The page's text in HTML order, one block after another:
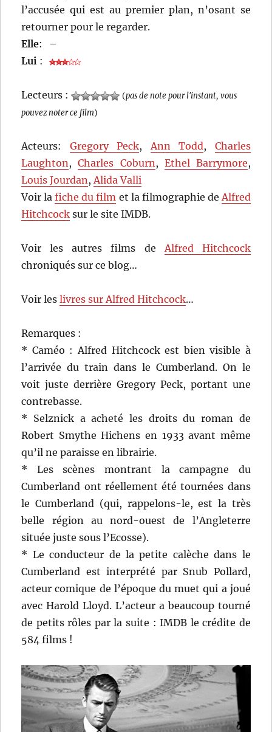
l’accusée qui est au premier plan, n’osant se
retourner pour le regarder.
Elle:
–
Lui :
Lecteurs : (pas de note pour l'instant, vous
pouvez noter ce film)
Acteurs: Gregory Peck,Ann Todd, Charles
Laughton,Charles Coburn, Ethel Barrymore,
Louis Jourdan,Alida Valli
Voir lafiche du film et la filmographie deAlfred
Hitchcock sur le site IMDB.
Voir les autres films deAlfred Hitchcock
chroniqués sur ce blog…
Voir leslivres sur Alfred Hitchcock…
Remarques :
* Caméo : Alfred Hitchcock est bien visible à
l’arrivée du train dans le Cumberland. On le
voit juste derrière Gregory Peck, portant une
contrebasse.
* Selznick a acheté les droits du roman de
Robert Smythe Hichens en 1933 avant même
qu’il ne paraisse en librairie.
* Les scènes montrant la campagne du
Cumberland ont réellement été tournées dans
le Cumberland (qui, rappelons-le, est la très
belle région au nord-ouest de l’Angleterre
située juste sous l’Ecosse).
* Le conducteur de la petite calèche dans le
Cumberland est interprété par Snub Pollard,
acteur comique de l’époque du muet qui a joué
avec Harold Lloyd. L’acteur a beaucoup tourné
de petits rôles par la suite : IMDB le crédite de
584 films !